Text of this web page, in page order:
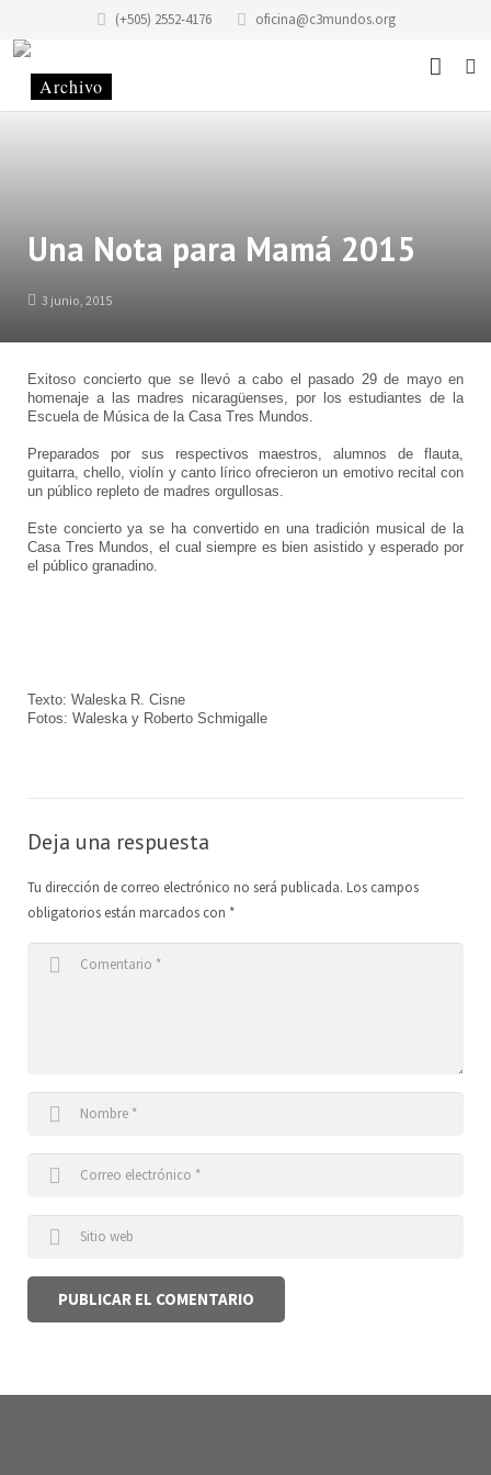
(+505) 2552-4176 oficina@c3mundos.org
Misión
Historia de la Fundación Casa de los Tres Mundos
Código de Conducta
Voluntariado
Programas
Taller «Infantilarte»
Taller de Artistas
Taller de Gráfica «Casa Tres Mundos»
Escuela de Artes Escénicas
Música en los Barrios
Biblioteca del Arte
Historias
Contacto
Equipo
Junta Directiva
ES
ES
Una Nota para Mamá 2015
3 junio, 2015
Exitoso concierto que se llevó a cabo el pasado 29 de mayo en
homenaje a las madres nicaragüenses, por los estudiantes de la
Escuela de Música de la Casa Tres Mundos.
Preparados por sus respectivos maestros, alumnos de flauta,
guitarra, chello, violín y canto lírico ofrecieron un emotivo recital con
un público repleto de madres orgullosas.
Este concierto ya se ha convertido en una tradición musical de la
Casa Tres Mundos, el cual siempre es bien asistido y esperado por
el público granadino.
Texto: Waleska R. Cisne
Fotos: Waleska y Roberto Schmigalle
Deja una respuesta
Tu dirección de correo electrónico no será publicada. Los campos
obligatorios están marcados con *